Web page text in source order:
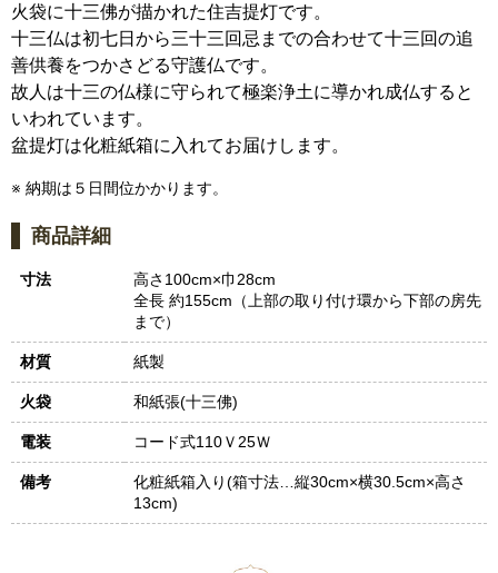
火袋に十三佛が描かれた住吉提灯です。
十三仏は初七日から三十三回忌までの合わせて十三回の追
善供養をつかさどる守護仏です。
故人は十三の仏様に守られて極楽浄土に導かれ成仏すると
いわれています。
盆提灯は化粧紙箱に入れてお届けします。
※ 納期は５日間位かかります。
商品詳細
寸法
高さ100cm×巾28cm
全長 約155cm（上部の取り付け環から下部の房先
まで）
材質 紙製
火袋 和紙張(十三佛)
電装 コード式110Ｖ25Ｗ
備考
化粧紙箱入り(箱寸法…縦30cm×横30.5cm×高さ
13cm)